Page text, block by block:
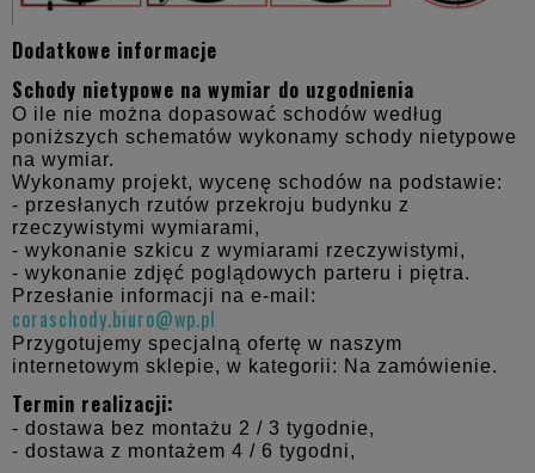
Dodatkowe informacje
Schody nietypowe na wymiar do uzgodnienia
O ile nie można dopasować schodów według
poniższych schematów wykonamy schody nietypowe
na wymiar.
Wykonamy projekt, wycenę schodów na podstawie:
- przesłanych rzutów przekroju budynku z
rzeczywistymi wymiarami,
- wykonanie szkicu z wymiarami rzeczywistymi,
- wykonanie zdjęć poglądowych parteru i piętra.
Przesłanie informacji na e-mail:
coraschody.biuro@wp.pl
Przygotujemy specjalną ofertę w naszym
internetowym sklepie, w kategorii: Na zamówienie.
Termin realizacji:
- dostawa bez montażu 2 / 3 tygodnie,
- dostawa z montażem 4 / 6 tygodni,